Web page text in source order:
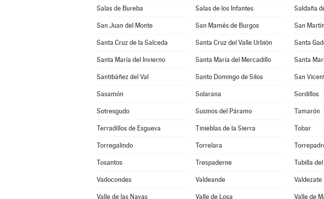
Salas de Bureba Salas de los Infantes Saldaña
San Juan del Monte San Mamés de Burgos San
Santa Cruz de la Salceda Santa Cruz del Valle Urbión Santa
Santa María del Invierno Santa María del Mercadillo Santa
Santibáñez del Val Santo Domingo de Silos San
Sasamón Solarana Sordillos
Sotresgudo Susinos del Páramo Tamarón
Terradillos de Esgueva Tinieblas de la Sierra Tobar
Torregalindo Torrelara
Tosantos Trespaderne Tubilla del
Vadocondes Valdeande Valdezate
Valle de las Navas Valle de Losa Valle de